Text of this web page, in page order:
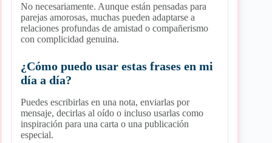
No necesariamente. Aunque están pensadas para
parejas amorosas, muchas pueden adaptarse a
relaciones profundas de amistad o compañerismo
con complicidad genuina.
¿Cómo puedo usar estas frases en mi
día a día?
Puedes escribirlas en una nota, enviarlas por
mensaje, decirlas al oído o incluso usarlas como
inspiración para una carta o una publicación
especial.